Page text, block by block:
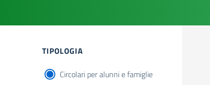
TIPOLOGIA
Circolari per alunni e famiglie